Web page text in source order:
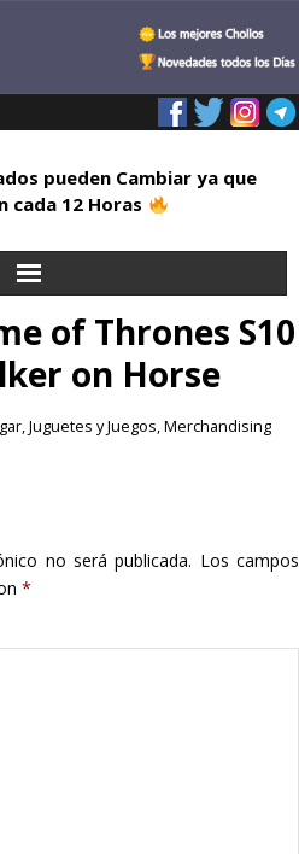
pueden Cambiar ya que
cada 12 Horas
of Thrones S10
on Horse
,Juguetes y Juegos,Merchandising
no será publicada. Los campos
*